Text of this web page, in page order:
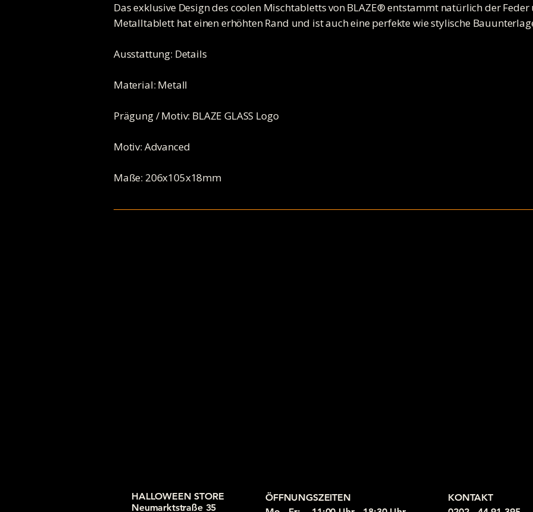
Das exklusive Design des coolen Mischtabletts von BLAZE® entstammt natürlich der Feder
Metalltablett hat einen erhöhten Rand und ist auch eine perfekte wie stylische
Ausstattung: Details
Material: Metall
Prägung / Motiv: BLAZE GLASS Logo
Motiv: Advanced
Maße: 206x105x18mm
HALLOWEEN STORE
Neumarktstraße 35
ÖFFNUNGSZEITEN
KONTAKT